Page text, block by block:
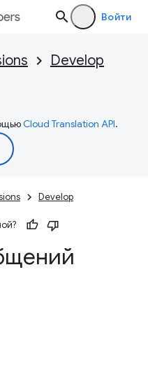
Войти
Develop
Cloud Translation API.
Develop